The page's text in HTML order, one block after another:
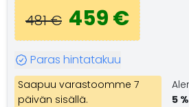
481 € 459 €
Paras hintatakuu
Saapuu varastoomme 7
päivän sisällä.
5 %